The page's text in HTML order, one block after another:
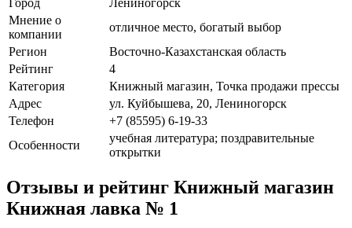
Мнение о
компании
отличное место, богатый выбор
Регион
Восточно-Казахстанская область
Рейтинг
4
Категория
Книжный магазин, Точка продажи прессы
Адрес
ул. Куйбышева, 20, Лениногорск
Телефон
+7 (85595) 6-19-33
Особенности
учебная литература; поздравительные
открытки
Отзывы и рейтинг Книжный магазин
Книжная лавка № 1